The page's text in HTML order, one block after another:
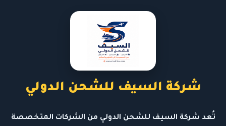
شركة السيف للشحن الدولي
تُعد شركة السيف للشحن الدولي من الشركات المتخصصة